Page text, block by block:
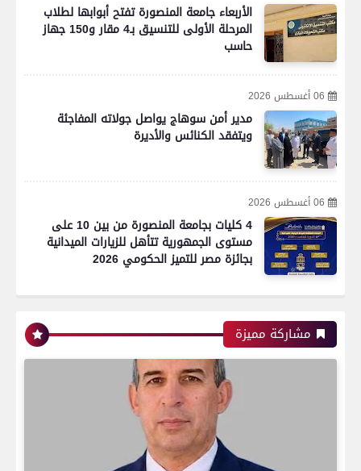
الأربعاء جامعة المنصورة تفتح أبوابها لطلاب
المرحلة الأولى للتنسيق بـ4 مقار و150 جهاز
حاسب
06 أغسطس 2026
مدير أمن سوهاج يواصل جولاته المفاجئة
ويتفقد الكنائس والأديرة
06 أغسطس 2026
4 كليات بجامعة المنصورة من بين 10 على
مستوى الجمهورية تتأهل للزيارات الميدانية
بجائزة مصر للتميز الحكومي 2026
مشاركة مميزة